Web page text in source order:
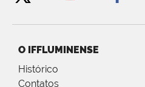
O IFFLUMINENSE
Histórico
Contatos